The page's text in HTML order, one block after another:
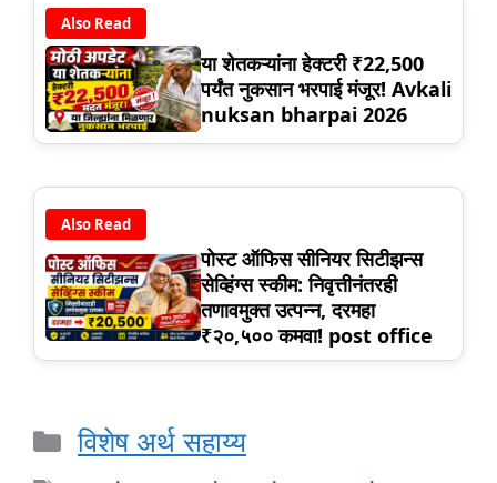
Also Read
या शेतकऱ्यांना हेक्टरी ₹22,500
पर्यंत नुकसान भरपाई मंजूर! Avkali
nuksan bharpai 2026
Also Read
पोस्ट ऑफिस सीनियर सिटीझन्स
सेव्हिंग्स स्कीम: निवृत्तीनंतरही
तणावमुक्त उत्पन्न, दरमहा
₹२०,५०० कमवा! post office
Categories
विशेष अर्थ सहाय्य